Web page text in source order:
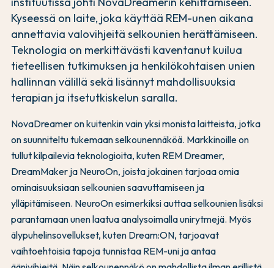
Kyseessä on laite, joka käyttää REM-unen aikana
annettavia valovihjeitä selkounien herättämiseen.
Teknologia on merkittävästi kaventanut kuilua
tieteellisen tutkimuksen ja henkilökohtaisen unien
hallinnan välillä sekä lisännyt mahdollisuuksia
terapian ja itsetutkiskelun saralla.
NovaDreamer on kuitenkin vain yksi monista laitteista, jotka
on suunniteltu tukemaan selkounennäköä. Markkinoille on
tullut kilpailevia teknologioita, kuten REM Dreamer,
DreamMaker ja NeuroOn, joista jokainen tarjoaa omia
ominaisuuksiaan selkounien saavuttamiseen ja
ylläpitämiseen. NeuroOn esimerkiksi auttaa selkounien lisäksi
parantamaan unen laatua analysoimalla unirytmejä. Myös
älypuhelinsovellukset, kuten Dream:ON, tarjoavat
vaihtoehtoisia tapoja tunnistaa REM-uni ja antaa